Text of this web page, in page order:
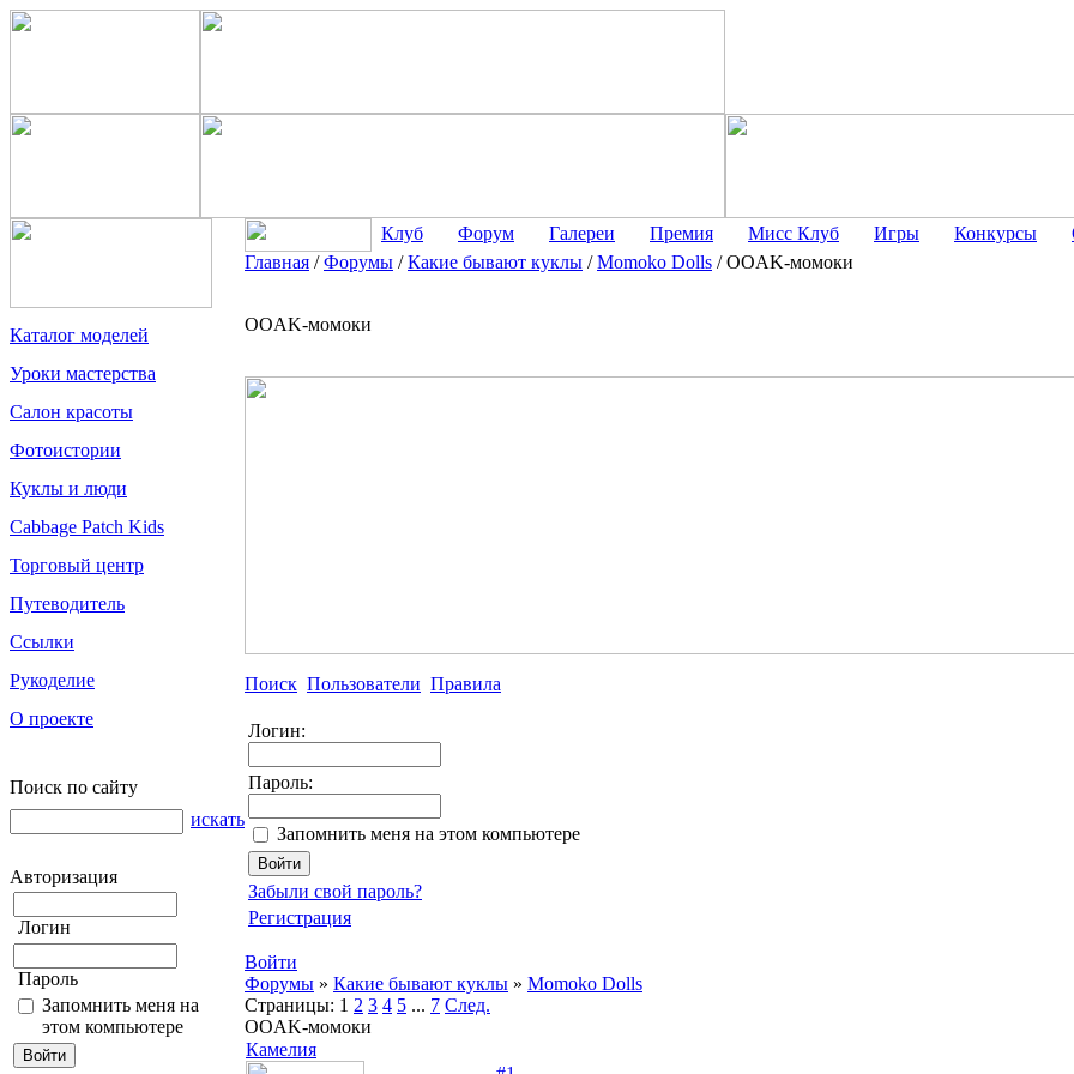
Каталог моделей
Уроки мастерства
Салон красоты
Фотоистории
Куклы и люди
Cabbage Patch Kids
Торговый центр
Путеводитель
Ссылки
Рукоделие
О проекте
Поиск по сайту
искать
Авторизация
Логин
Пароль
Запомнить меня на
этом компьютере
Клуб Форум Галереи Премия Мисс Клуб Игры Конкурсы
Главная /Форумы /Какие бывают куклы /Momoko Dolls /OOAK-момоки
OOAK-момоки
Поиск Пользователи Правила
Логин:
Пароль:
Запомнить меня на этом компьютере
Забыли свой пароль?
Регистрация
Войти
Форумы » Какие бывают куклы » Momoko Dolls
Страницы: 1 2 3 4 5 ... 7 След.
OOAK-момоки
Камелия